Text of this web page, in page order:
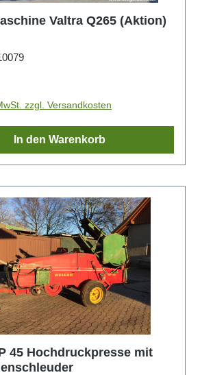
Valtra Q265 (Aktion)
zzgl. Versandkosten
In den Warenkorb
45 Hochdruckpresse mit